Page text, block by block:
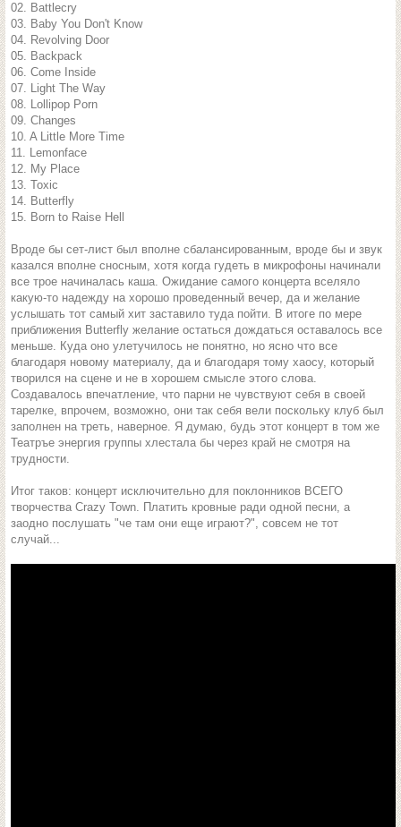
02. Battlecry
03. Baby You Don't Know
04. Revolving Door
05. Backpack
06. Come Inside
07. Light The Way
08. Lollipop Porn
09. Changes
10. A Little More Time
11. Lemonface
12. My Place
13. Toxic
14. Butterfly
15. Born to Raise Hell
Вроде бы сет-лист был вполне сбалансированным, вроде бы и звук
казался вполне сносным, хотя когда гудеть в микрофоны начинали
все трое начиналась каша. Ожидание самого концерта вселяло
какую-то надежду на хорошо проведенный вечер, да и желание
услышать тот самый хит заставило туда пойти. В итоге по мере
приближения Butterfly желание остаться дождаться оставалось все
меньше. Куда оно улетучилось не понятно, но ясно что все
благодаря новому материалу, да и благодаря тому хаосу, который
творился на сцене и не в хорошем смысле этого слова.
Создавалось впечатление, что парни не чувствуют себя в своей
тарелке, впрочем, возможно, они так себя вели поскольку клуб был
заполнен на треть, наверное. Я думаю, будь этот концерт в том же
Театръе энергия группы хлестала бы через край не смотря на
трудности.
Итог таков: концерт исключительно для поклонников ВСЕГО
творчества Crazy Town. Платить кровные ради одной песни, а
заодно послушать "че там они еще играют?", совсем не тот
случай...